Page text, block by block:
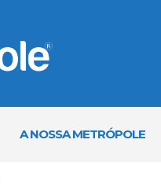
A NOSSA METRÓPOLE